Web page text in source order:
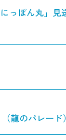
っぽん丸」見
龍のパレード